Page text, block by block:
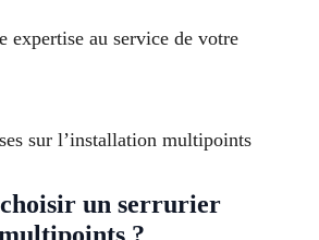
expertise au service de votre
sur l’installation multipoints
un serrurier
?